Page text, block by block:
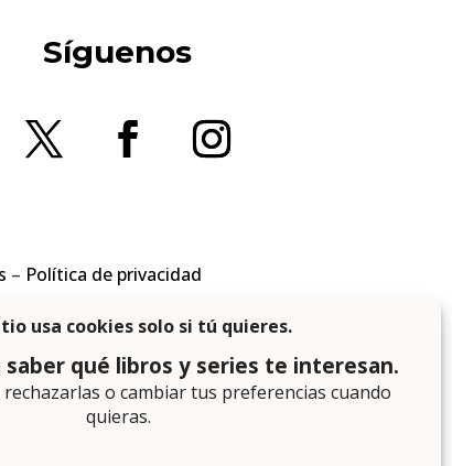
Síguenos
– Política de privacidad
requisitos aplicables